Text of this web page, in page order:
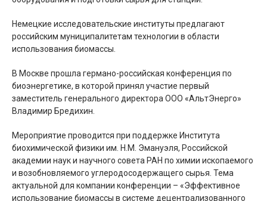
Немецкие исследовательские институты предлагают
российским муниципалитетам технологии в области
использования биомассы.
В Москве прошла германо-российская конференция по
биоэнергетике, в которой принял участие первый
заместитель генерального директора ООО «АльтЭнерго»
Владимир Бредихин.
Мероприятие проводится при поддержке Института
биохимической физики им. Н.М. Эмануэля, Российской
академии наук и научного совета РАН по химии ископаемого
и возобновляемого углеродосодержащего сырья. Тема
актуальной для компании конференции – «Эффективное
использование биомассы в системе децентрализованного